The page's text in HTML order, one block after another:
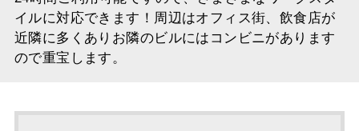
イルに対応できます！周辺はオフィス街、飲食店が
近隣に多くありお隣のビルにはコンビニがあります
ので重宝します。